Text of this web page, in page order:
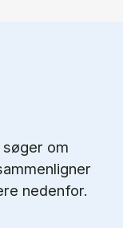
om
nedenfor.